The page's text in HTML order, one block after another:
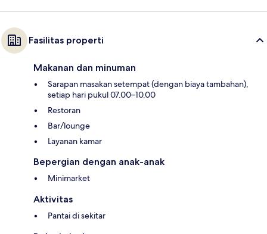
Fasilitas properti
Makanan dan minuman
Sarapan masakan setempat (dengan biaya tambahan),
setiap hari pukul 07.00–10.00
Restoran
Bar/lounge
Layanan kamar
Bepergian dengan anak-anak
Minimarket
Aktivitas
Pantai di sekitar